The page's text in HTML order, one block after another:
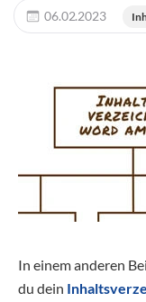
06.02.2023
In einem anderen
du dein